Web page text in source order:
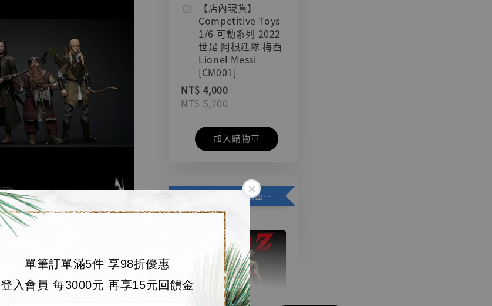
單筆訂單滿5件 享98折優惠
登入會員 每3000元 再享15元回饋金
【店內現貨】
Competitive Toys
1/6 可動系列 2022
世足 阿根廷隊 梅西
Lionel Messi
[CM001]
NT$ 4,000
NT$ 5,200
加入購物車
加購優惠【悟空 鳥山明紀念款 [奇蹟工作室]】